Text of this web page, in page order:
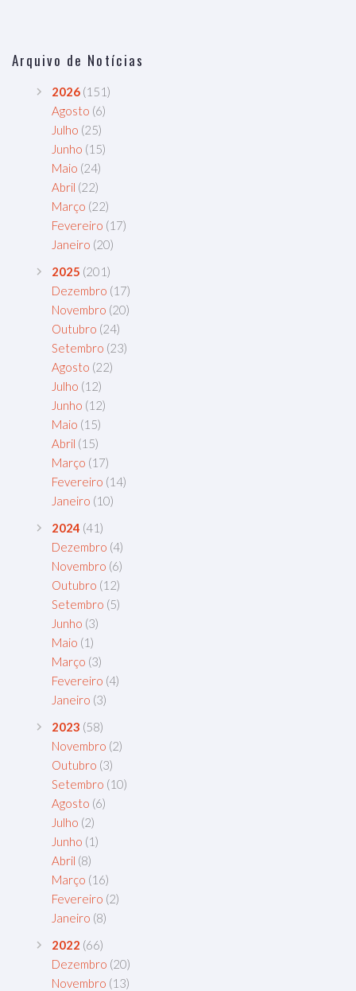
Arquivo de Notícias
2026 (151)
Agosto (6)
Julho (25)
Junho (15)
Maio (24)
Abril (22)
Março (22)
Fevereiro (17)
Janeiro (20)
2025 (201)
Dezembro (17)
Novembro (20)
Outubro (24)
Setembro (23)
Agosto (22)
Julho (12)
Junho (12)
Maio (15)
Abril (15)
Março (17)
Fevereiro (14)
Janeiro (10)
2024 (41)
Dezembro (4)
Novembro (6)
Outubro (12)
Setembro (5)
Junho (3)
Maio (1)
Março (3)
Fevereiro (4)
Janeiro (3)
2023 (58)
Novembro (2)
Outubro (3)
Setembro (10)
Agosto (6)
Julho (2)
Junho (1)
Abril (8)
Março (16)
Fevereiro (2)
Janeiro (8)
2022 (66)
Dezembro (20)
Novembro (13)